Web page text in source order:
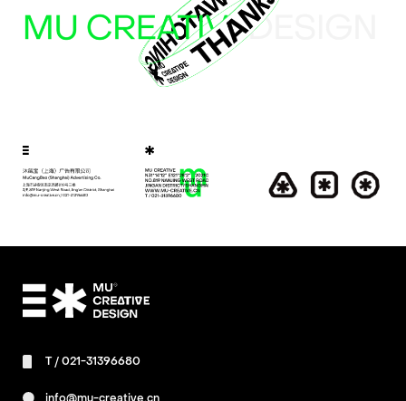
T / 021-31396680